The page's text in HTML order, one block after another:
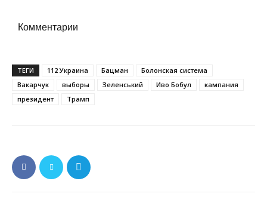
Комментарии
ТЕГИ 112 Украина Бацман
Болонская система
Вакарчук
выборы Зеленський Иво Бобул
кампания
президент
Трамп